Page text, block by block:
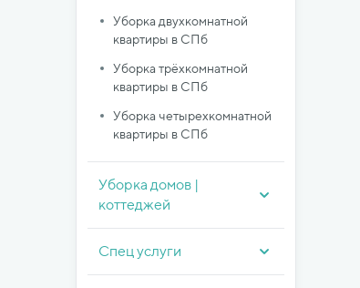
Уборка двухкомнатной
квартиры в СПб
Уборка трёхкомнатной
квартиры в СПб
Уборка четырехкомнатной
квартиры в СПб
Уборка домов |
коттеджей
Спец услуги